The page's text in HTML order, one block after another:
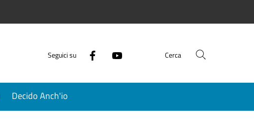
Seguici su Cerca
Decido Anch'io